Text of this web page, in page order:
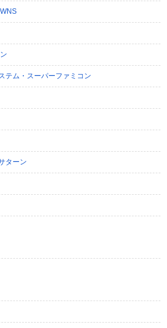
テム・スーパーファミコン
ターン